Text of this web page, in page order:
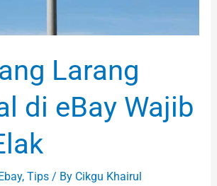
Larang
di eBay Wajib
, Tips/ By Cikgu Khairul